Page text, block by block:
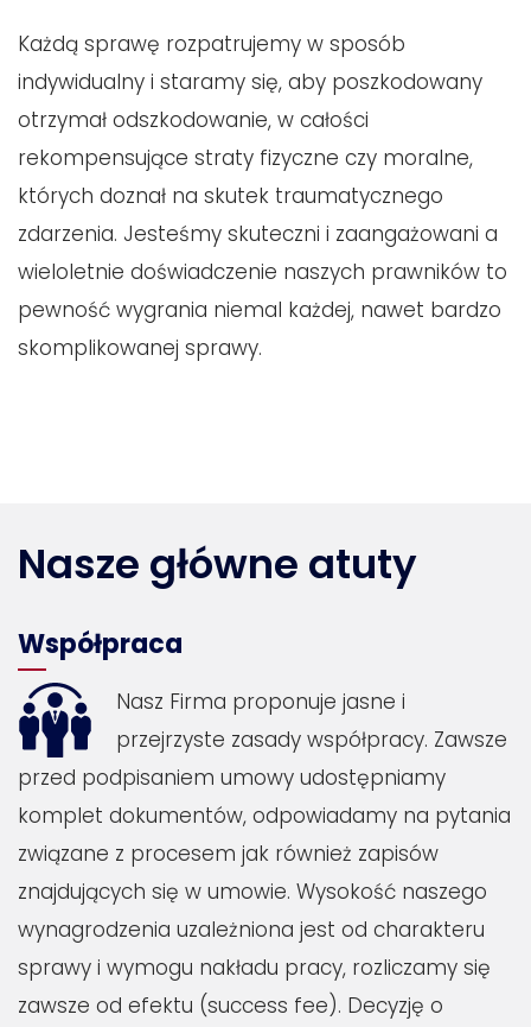
Każdą sprawę rozpatrujemy w sposób
indywidualny i staramy się, aby poszkodowany
otrzymał odszkodowanie, w całości
rekompensujące straty fizyczne czy moralne,
których doznał na skutek traumatycznego
zdarzenia. Jesteśmy skuteczni i zaangażowani a
wieloletnie doświadczenie naszych prawników to
pewność wygrania niemal każdej, nawet bardzo
skomplikowanej sprawy.
Nasze główne atuty
Współpraca
Nasz Firma proponuje jasne i
przejrzyste zasady współpracy. Zawsze
przed podpisaniem umowy udostępniamy
komplet dokumentów, odpowiadamy na pytania
związane z procesem jak również zapisów
znajdujących się w umowie. Wysokość naszego
wynagrodzenia uzależniona jest od charakteru
sprawy i wymogu nakładu pracy, rozliczamy się
zawsze od efektu (success fee). Decyzję o